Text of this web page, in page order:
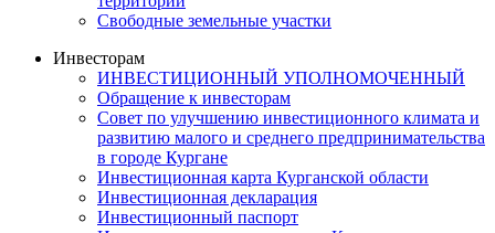
Свободные земельные участки
Инвесторам
ИНВЕСТИЦИОННЫЙ УПОЛНОМОЧЕННЫЙ
Обращение к инвесторам
Совет по улучшению инвестиционного климата и
развитию малого и среднего предпринимательства
в городе Кургане
Инвестиционная карта Курганской области
Инвестиционная декларация
Инвестиционный паспорт